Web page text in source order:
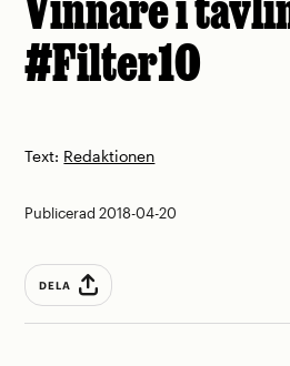
#Filter10
Text: Redaktionen
Publicerad 2018-04-20
DELA